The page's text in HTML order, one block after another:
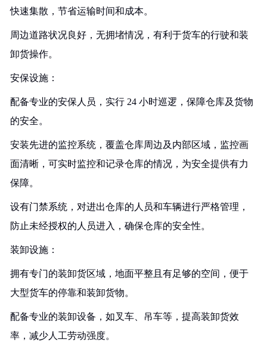
快速集散，节省运输时间和成本。
周边道路状况良好，无拥堵情况，有利于货车的行驶和装
卸货操作。
安保设施：
配备专业的安保人员，实行 24 小时巡逻，保障仓库及货物
的安全。
安装先进的监控系统，覆盖仓库周边及内部区域，监控画
面清晰，可实时监控和记录仓库的情况，为安全提供有力
保障。
设有门禁系统，对进出仓库的人员和车辆进行严格管理，
防止未经授权的人员进入，确保仓库的安全性。
装卸设施：
拥有专门的装卸货区域，地面平整且有足够的空间，便于
大型货车的停靠和装卸货物。
配备专业的装卸设备，如叉车、吊车等，提高装卸货效
率，减少人工劳动强度。